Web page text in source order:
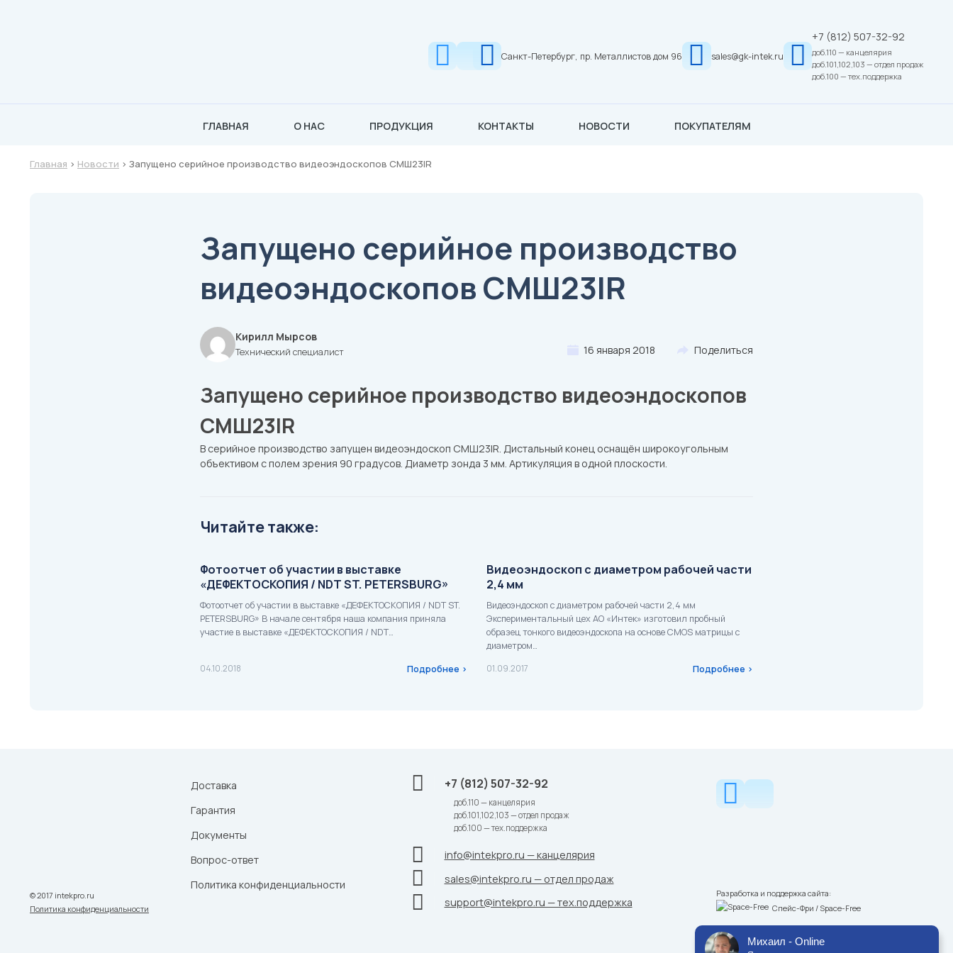
Санкт-Петербург, пр. Металлистов дом 96 sales@gk-intek.ru
+7 (812) 507-32-92
доб.110 — канцелярия
доб.101,102,103 — отдел продаж
доб.100 — тех.поддержка
ГЛАВНАЯ О НАС ПРОДУКЦИЯ КОНТАКТЫ НОВОСТИ ПОКУПАТЕЛЯМ
Главная > Новости > Запущено серийное производство видеоэндоскопов СМШ23IR
Запущено серийное производство
видеоэндоскопов СМШ23IR
Кирилл Мырсов
Технический специалист 16 января 2018 Поделиться
Запущено серийное производство видеоэндоскопов
СМШ23IR
В серийное производство запущен видеоэндоскоп СМШ23IR. Дистальный конец оснащён широкоугольным
объективом с полем зрения 90 градусов. Диаметр зонда 3 мм. Артикуляция в одной плоскости.
Читайте также:
Фотоотчет об участии в выставке
«ДЕФЕКТОСКОПИЯ / NDT ST. PETERSBURG»
Фотоотчет об участии в выставке «ДЕФЕКТОСКОПИЯ / NDT ST.
PETERSBURG» В начале сентября наша компания приняла
участие в выставке «ДЕФЕКТОСКОПИЯ / NDT…
04.10.2018 Подробнее ›
Видеоэндоскоп с диаметром рабочей части
2,4 мм
Видеоэндоскоп с диаметром рабочей части 2,4 мм
Экспериментальный цех АО «Интек» изготовил пробный
образец тонкого видеоэндоскопа на основе CMOS матрицы с
диаметром…
01.09.2017 Подробнее ›
Доставка
Гарантия
Документы
Вопрос-ответ
Политика конфиденциальности
+7 (812) 507-32-92
доб.110 — канцелярия
доб.101,102,103 — отдел продаж
доб.100 — тех.поддержка
info@intekpro.ru — канцелярия
sales@intekpro.ru — отдел продаж
support@intekpro.ru — тех.поддержка
Разработка и поддержка сайта:
Спейс-Фри / Space-Free
© 2017 intekpro.ru
Политика конфиденциальности
Михаил - Online